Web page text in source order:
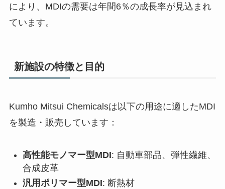
により、MDIの需要は年間6％の成長率が見込まれ
ています。
新施設の特徴と目的
Kumho Mitsui Chemicalsは以下の用途に適したMDI
を製造・販売しています：
高性能モノマー型MDI: 自動車部品、弾性繊維、
合成皮革
汎用ポリマー型MDI: 断熱材